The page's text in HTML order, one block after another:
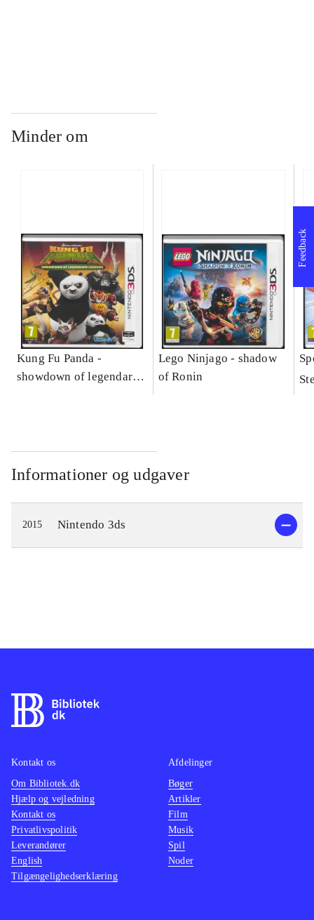
Minder om
Kung Fu Panda -
showdown of legendary
Lego Ninjago - shadow
of Ronin
Informationer og udgaver
2015 Nintendo 3ds
Feedback
Kontakt os
Om Bibliotek.dk
Hjælp og vejledning
Kontakt os
Privatlivspolitik
Leverandører
English
Tilgængelighedserklæring
Afdelinger
Bøger
Artikler
Film
Musik
Spil
Noder